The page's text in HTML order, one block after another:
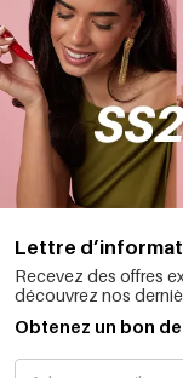
Lettre
Recevez des offres
découvrez nos
Obtenez un bon de